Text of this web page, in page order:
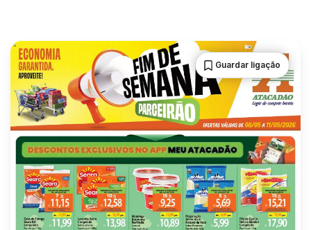
Guardar ligação